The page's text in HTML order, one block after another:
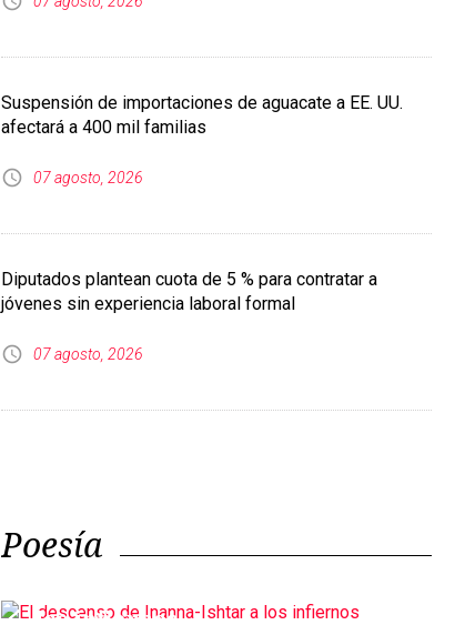
07 agosto, 2026
Diputados plantean cuota de 5 % para contratar a
jóvenes sin experiencia laboral formal
07 agosto, 2026
Poesía
Sociedad anónima